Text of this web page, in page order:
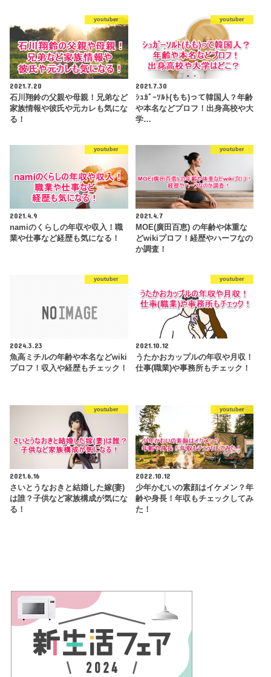
youtuber
2021.7.20
石川翔鈴の父親や母親！兄弟など
家族情報や彼氏や元カレも気にな
る！
youtuber
2021.7.30
ｼｭｶﾞｰｿﾙﾄ(もも)って韓国人？年齢
や本名などプロフ！出身高校や大
学…
youtuber
2021.4.9
namiのくらしの年収や収入！職
業や仕事など経歴も気になる！
youtuber
2021.4.7
MOE(廣田百恵) の年齢や体重な
どwikiプロフ！経歴やハーフなの
か調査！
youtuber
2024.3.23
魚高ミチルの年齢や本名などwiki
プロフ！収入や経歴もチェック！
youtuber
2021.10.12
うたかおカップルの年収や月収！
仕事(職業)や事務所もチェック！
youtuber
2021.6.16
さいとうなおきと結婚した嫁(妻)
は誰？子供など家族構成が気にな
る！
youtuber
2022.10.12
少年かむいの素顔はイケメン？年
齢や身長！年収もチェックしてみ
た！